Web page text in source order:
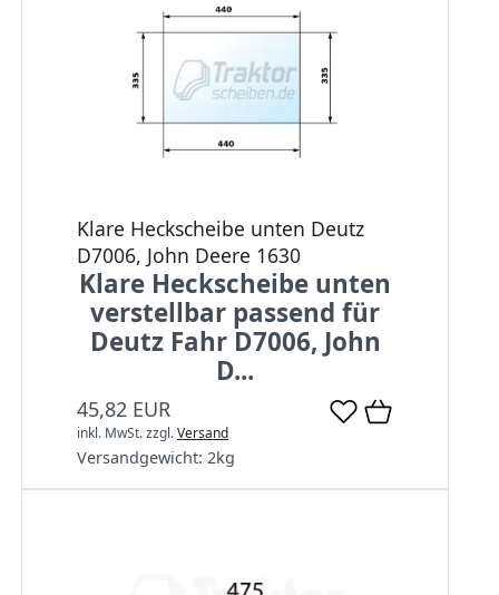
Klare Heckscheibe unten Deutz
D7006, John Deere 1630
Klare Heckscheibe unten
verstellbar passend für
Deutz Fahr D7006, John
D...
45,82 EUR
inkl. MwSt.zzgl.Versand
Versandgewicht: 2kg